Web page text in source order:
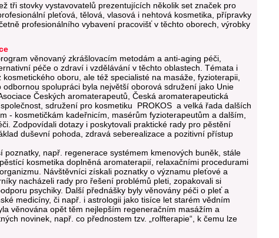
tři stovky vystavovatelů prezentujících několik set značek pro
pleťová, tělová, vlasová i nehtová kosmetika, přípravky
profesionálního vybavení pracovišť v těchto oborech, výrobky
věnovaný zkrášlovacím metodám a anti-aging péči,
péče o zdraví i vzdělávání v těchto oblastech. Témata i
oboru, ale též specialisté na masáže, fyzioterapii,
spolupráci byla největší oborová sdružení jako Unie
Českých aromaterapeutů, Česká aromaterapeutická
sdružení pro kosmetiku PROKOS a velká řada dalších
- kosmetičkám kadeřnicím, masérům fyzioterapeutům a dalším,
Zodpovídali dotazy i poskytovali praktické rady pro pěstění
duševní pohoda, zdravá seberealizace a pozitivní přístup
např. regenerace systémem kmenových buněk, stále
kosmetika doplněná aromaterapií, relaxačními procedurami
Návštěvníci získali poznatky o významu pleťové a
nacházeli rady pro řešení problémů pleti, zopakovali si
psychiky. Další přednášky byly věnovány péči o pleť a
medicíny, či např. i astrologii jako tisíce let starém vědním
věnována opět těm nejlepším regeneračním masážím a
novinek, např. co přednostem tzv. „rolfterapie“, k čemu lze